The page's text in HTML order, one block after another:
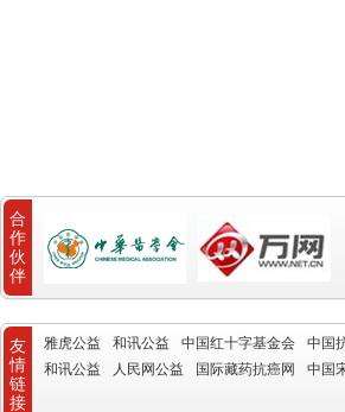
合
作
伙
伴
友
情
链
接
雅虎公益 和讯公益 中国红十字基金会 中国
和讯公益
人民网公益 国际藏药抗癌网 中国